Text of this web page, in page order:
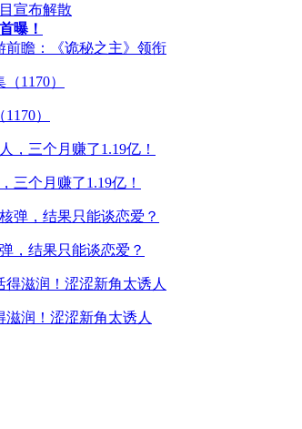
宣布解散
曝！
前瞻：《诡秘之主》领衔
）
三个月赚了1.19亿！
，结果只能谈恋爱？
润！涩涩新角太诱人